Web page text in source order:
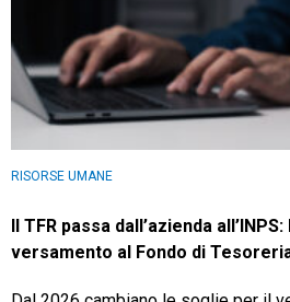
RISORSE UMANE
Il TFR passa dall’azienda
versamento al Fondo di